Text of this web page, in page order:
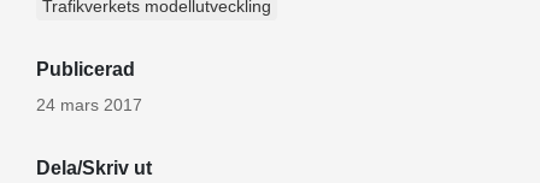
Trafikverkets modellutveckling
Publicerad
24 mars 2017
Dela/Skriv ut